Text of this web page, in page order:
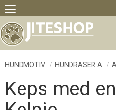
Meny
HUNDMOTIV HUNDRASER A
Keps med